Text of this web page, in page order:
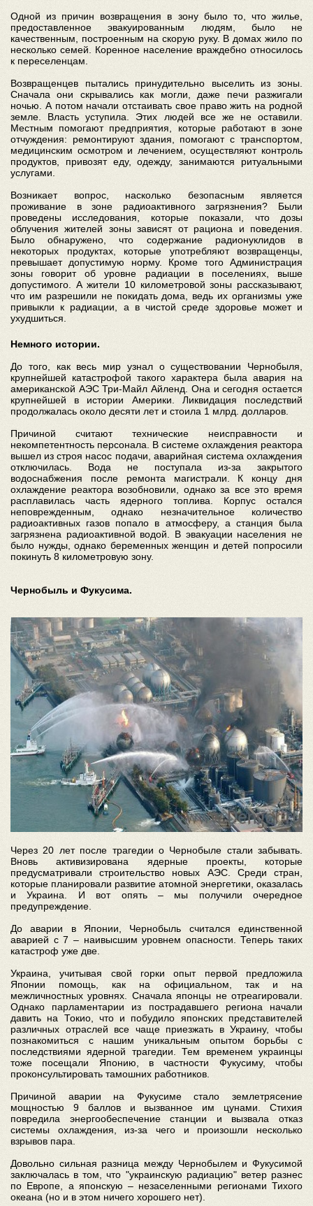
Одной из причин возвращения в зону было то, что жилье,
предоставленное эвакуированным людям, было не
качественным, построенным на скорую руку. В домах жило по
несколько семей. Коренное население враждебно относилось
к переселенцам.
Возвращенцев пытались принудительно выселить из зоны.
Сначала они скрывались как могли, даже печи разжигали
ночью. А потом начали отстаивать свое право жить на родной
земле. Власть уступила. Этих людей все же не оставили.
Местным помогают предприятия, которые работают в зоне
отчуждения: ремонтируют здания, помогают с транспортом,
медицинским осмотром и лечением, осуществляют контроль
продуктов, привозят еду, одежду, занимаются ритуальными
услугами.
Возникает вопрос, насколько безопасным является
проживание в зоне радиоактивного загрязнения? Были
проведены исследования, которые показали, что дозы
облучения жителей зоны зависят от рациона и поведения.
Было обнаружено, что содержание радионуклидов в
некоторых продуктах, которые употребляют возвращенцы,
превышает допустимую норму. Кроме того Администрация
зоны говорит об уровне радиации в поселениях, выше
допустимого. А жители 10 километровой зоны рассказывают,
что им разрешили не покидать дома, ведь их организмы уже
привыкли к радиации, а в чистой среде здоровье может и
ухудшиться.
Немного истории.
До того, как весь мир узнал о существовании Чернобыля,
крупнейшей катастрофой такого характера была авария на
американской АЭС Три-Майл Айленд. Она и сегодня остается
крупнейшей в истории Америки. Ликвидация последствий
продолжалась около десяти лет и стоила 1 млрд. долларов.
Причиной считают технические неисправности и
некомпетентность персонала. В системе охлаждения реактора
вышел из строя насос подачи, аварийная система охлаждения
отключилась. Вода не поступала из-за закрытого
водоснабжения после ремонта магистрали. К концу дня
охлаждение реактора возобновили, однако за все это время
расплавилась часть ядерного топлива. Корпус остался
неповрежденным, однако незначительное количество
радиоактивных газов попало в атмосферу, а станция была
загрязнена радиоактивной водой. В эвакуации населения не
было нужды, однако беременных женщин и детей попросили
покинуть 8 километровую зону.
Чернобыль и Фукусима.
Через 20 лет после трагедии о Чернобыле стали забывать.
Вновь активизирована ядерные проекты, которые
предусматривали строительство новых АЭС. Среди стран,
которые планировали развитие атомной энергетики, оказалась
и Украина. И вот опять – мы получили очередное
предупреждение.
До аварии в Японии, Чернобыль считался единственной
аварией с 7 – наивысшим уровнем опасности. Теперь таких
катастроф уже две.
Украина, учитывая свой горки опыт первой предложила
Японии помощь, как на официальном, так и на
межличностных уровнях. Сначала японцы не отреагировали.
Однако парламентарии из пострадавшего региона начали
давить на Токио, что и побудило японских представителей
различных отраслей все чаще приезжать в Украину, чтобы
познакомиться с нашим уникальным опытом борьбы с
последствиями ядерной трагедии. Тем временем украинцы
тоже посещали Японию, в частности Фукусиму, чтобы
проконсультировать тамошних работников.
Причиной аварии на Фукусиме стало землетрясение
мощностью 9 баллов и вызванное им цунами. Стихия
повредила энергообеспечение станции и вызвала отказ
системы охлаждения, из-за чего и произошли несколько
взрывов пара.
Довольно сильная разница между Чернобылем и Фукусимой
заключалась в том, что "украинскую радиацию" ветер разнес
по Европе, а японскую – незаселенными регионами Тихого
океана (но и в этом ничего хорошего нет).